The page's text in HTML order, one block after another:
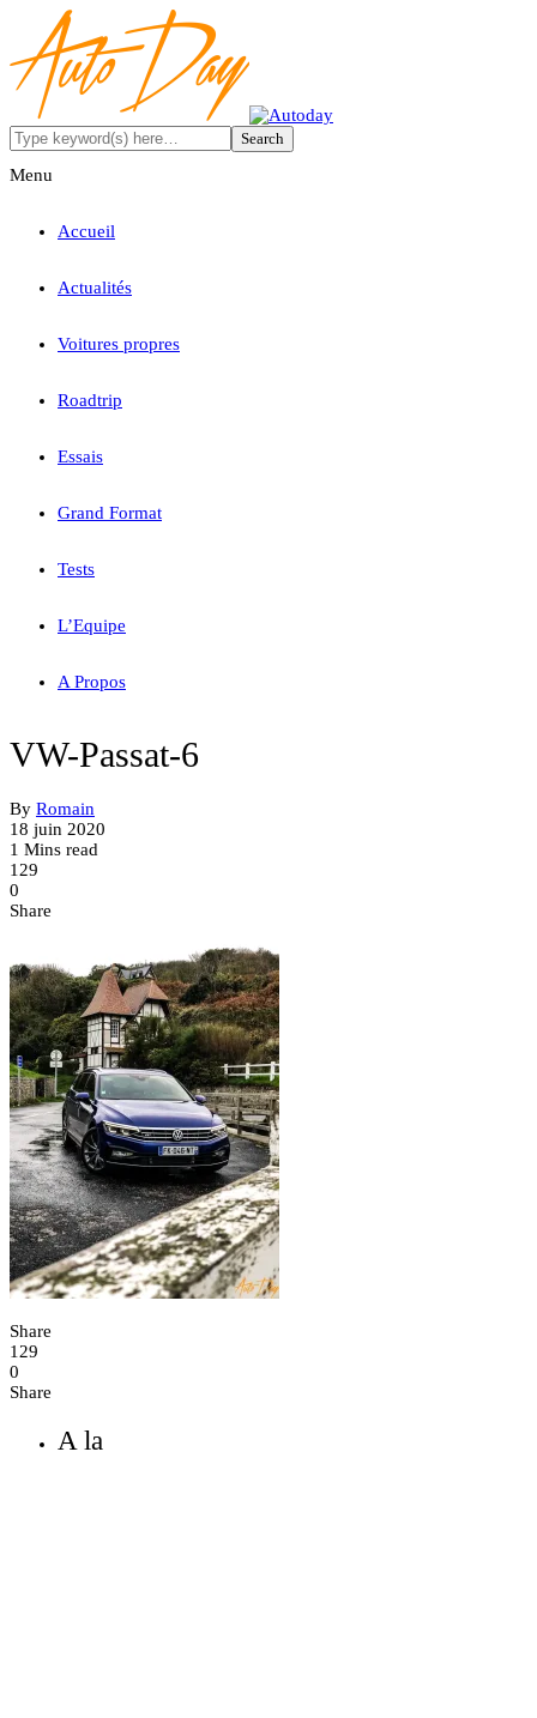
Menu
Accueil
Actualités
Voitures propres
Roadtrip
Essais
Grand Format
Tests
L’Equipe
A Propos
VW-Passat-6
By Romain
18 juin 2020
1 Mins read
129
0
Share
Share
129
0
Share
A la